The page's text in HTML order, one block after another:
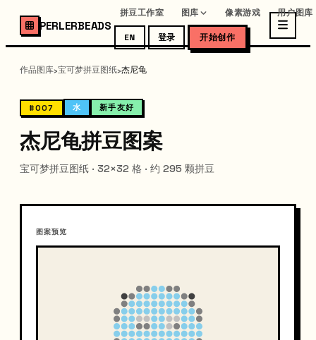
PERLERBEADS
拼豆工作室 图库 像素游戏 用户图库
EN 登录 开始创作
作品图库›宝可梦拼豆图纸›杰尼龟
#007 水 新手友好
杰尼龟拼豆图案
宝可梦拼豆图纸 · 32×32 格 · 约 295 颗拼豆
图案预览